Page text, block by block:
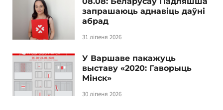
запрашаюць аднавіць даўні
абрад
31 ліпеня 2026
У Варшаве пакажуць
выставу «2020: Гаворыць
Мінск»
30 ліпеня 2026